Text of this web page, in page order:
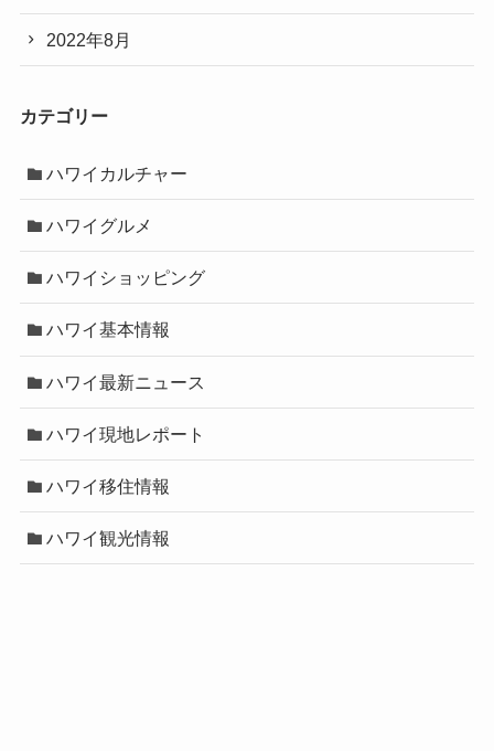
2022年8月
カテゴリー
ハワイカルチャー
ハワイグルメ
ハワイショッピング
ハワイ基本情報
ハワイ最新ニュース
ハワイ現地レポート
ハワイ移住情報
ハワイ観光情報